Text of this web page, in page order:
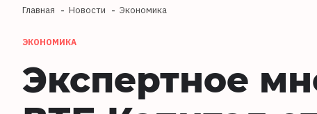
Главная Новости Экономика
ЭКОНОМИКА
Экспертное